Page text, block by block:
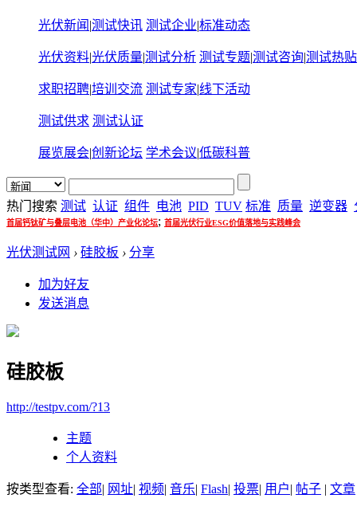
光伏新闻 |测试快讯 测试企业|标准动态
光伏资料|光伏质量|测试分析 测试专题|测试咨询|测试热贴
求职招聘|培训交流 测试专家|线下活动
测试供求 测试认证
展览展会|创新论坛 学术会议|低碳科普
热门搜索 测试 认证 组件 电池 PID TUV 标准 质量 逆变器
首届钙钛矿与叠层电池（华中）产业化论坛; 首届光伏行业ESG价值落地与实践峰会
光伏测试网 › 硅胶板 › 分享
加为好友
发送消息
硅胶板
http://testpv.com/?13
主题
个人资料
按类型查看: 全部| 网址| 视频| 音乐| Flash| 投票| 用户| 帖子 | 文章